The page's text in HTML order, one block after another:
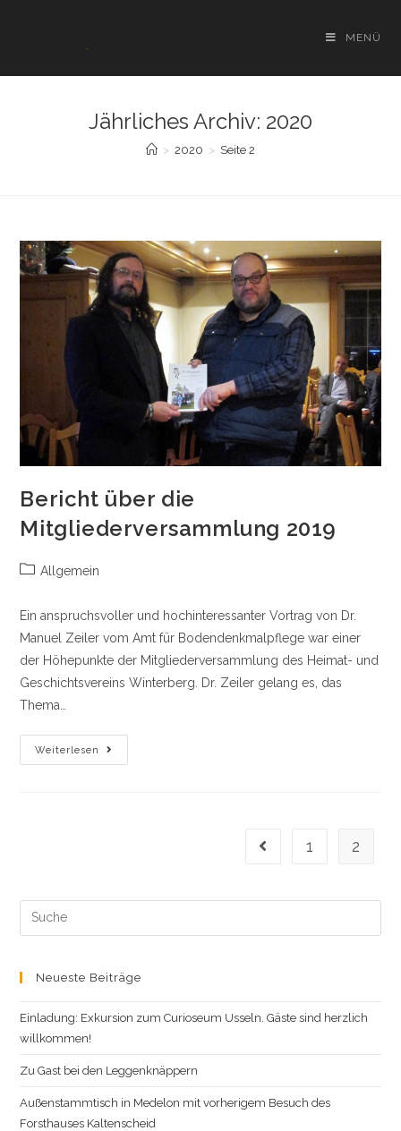
MENÜ
Jährliches Archiv: 2020
> 2020 > Seite 2
Bericht über die
Mitgliederversammlung 2019
Beitrags-
Allgemein
Ein anspruchsvoller und hochinteressanter Vortrag von Dr.
Manuel Zeiler vom Amt für Bodendenkmalpflege war einer
der Höhepunkte der Mitgliederversammlung des Heimat- und
Geschichtsvereins Winterberg. Dr. Zeiler gelang es, das
Thema…
Weiterlesen
Bericht
Über
Gehe zur vorherigen
1 2
Search
this
Neueste Beiträge
Einladung: Exkursion zum Curioseum Usseln. Gäste sind herzlich
willkommen!
Zu Gast bei den Leggenknäppern
Außenstammtisch in Medelon mit vorherigem Besuch des
Forsthauses Kaltenscheid